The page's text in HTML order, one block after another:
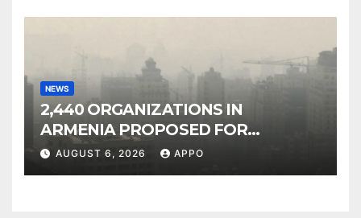
NEWS
2,440 ORGANIZATIONS IN
ARMENIA PROPOSED FOR
INCLUSION IN LIST OF AIR
AUGUST 6, 2026 APPO